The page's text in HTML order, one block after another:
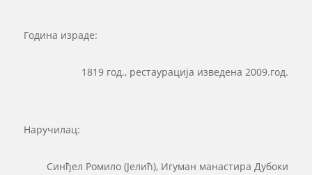
Година израде:
1819 год., рестаурација изведена 2009.год.
Наручилац:
Синђел Ромило (Јелић), Игуман манастира Дубоки